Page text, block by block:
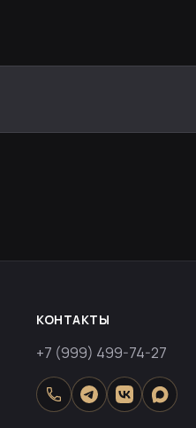
КОНТАКТЫ
+7 (999) 499-74-27